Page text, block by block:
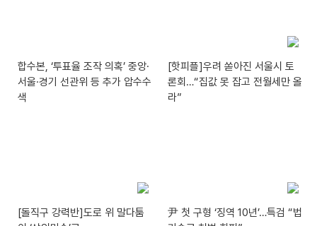
합수본, ‘투표율 조작 의혹’ 중앙·
서울·경기 선관위 등 추가 압수수
색
[핫피플]우려 쏟아진 서울시 토
론회…“집값 못 잡고 전월세만 올
라”
[돌직구 강력반]도로 위 말다툼
尹 첫 구형 ‘징역 10년’…특검 “법